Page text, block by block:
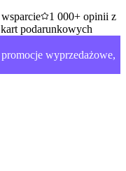
1 000+ opinii z
podarunkowych
wyprzedażowe,